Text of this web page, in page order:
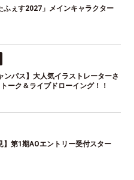
ふぇす2027」メインキャラクター
ンパス】大人気イラストレーターさ
ーク＆ライブドローイング！！
】第1期AOエントリー受付スター